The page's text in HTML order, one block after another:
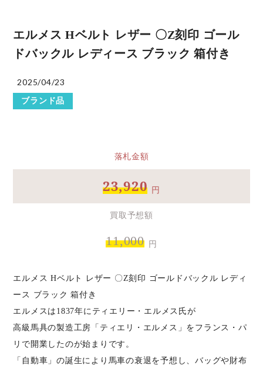
エルメス Hベルト レザー 〇Z刻印 ゴール
ドバックル レディース ブラック 箱付き
2025/04/23
ブランド品
落札金額
23,920 円
買取予想額
11,000 円
エルメス Hベルト レザー 〇Z刻印 ゴールドバックル レディ
ース ブラック 箱付き
エルメスは1837年にティエリー・エルメス氏が
高級馬具の製造工房「ティエリ・エルメス」をフランス・パ
リで開業したのが始まりです。
「自動車」の誕生により馬車の衰退を予想し、バッグや財布